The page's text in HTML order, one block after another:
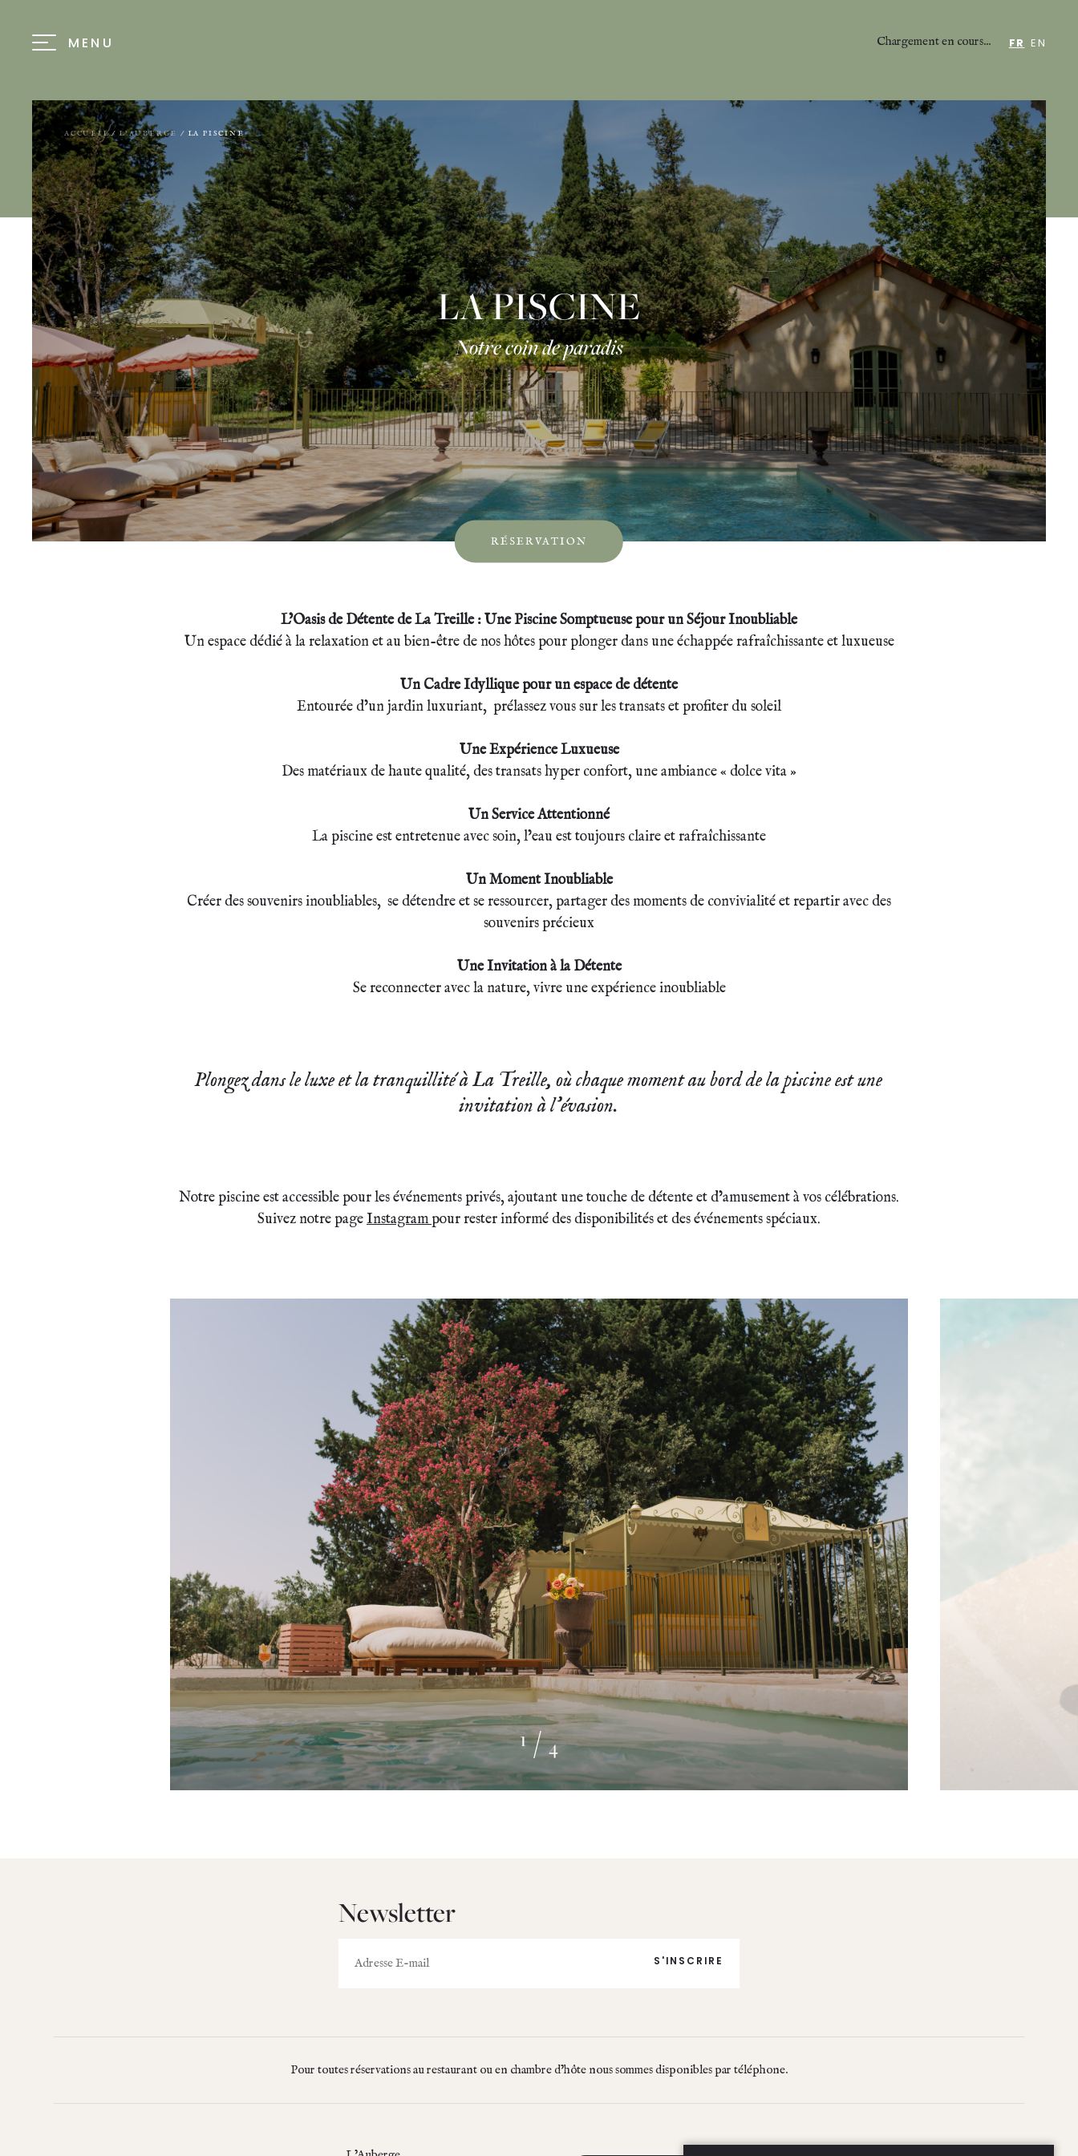
MENU Chargement en cours... FR EN
ACCUEIL/L’AUBERGE / LA PISCINE
LA PISCINE
Notre coin de paradis
RÉSERVATION
L’Oasis de Détente de La Treille : Une Piscine Somptueuse pour un Séjour Inoubliable
Un espace dédié à la relaxation et au bien-être de nos hôtes pour plonger dans une échappée rafraîchissante et luxueuse
Un Cadre Idyllique pour un espace de détente
Entourée d’un jardin luxuriant, prélassez vous sur les transats et profiter du soleil
Une Expérience Luxueuse
Des matériaux de haute qualité, des transats hyper confort, une ambiance « dolce vita »
Un Service Attentionné
La piscine est entretenue avec soin, l’eau est toujours claire et rafraîchissante
Un Moment Inoubliable
Créer des souvenirs inoubliables, se détendre et se ressourcer, partager des moments de convivialité et repartir avec des
souvenirs précieux
Une Invitation à la Détente
Se reconnecter avec la nature, vivre une expérience inoubliable
Plongez dans le luxe et la tranquillité à La Treille, où chaque moment au bord de la piscine est une
invitation à l’évasion.
Notre piscine est accessible pour les événements privés, ajoutant une touche de détente et d’amusement à vos célébrations.
Suivez notre pageInstagram pour rester informé des disponibilités et des événements spéciaux.
1/4
Newsletter
mail
Pour toutes réservations au restaurant ou en chambre d’hôte nous sommes disponibles par téléphone.